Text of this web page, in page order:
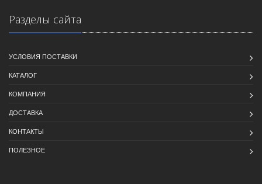
Разделы сайта
УСЛОВИЯ ПОСТАВКИ
КАТАЛОГ
КОМПАНИЯ
ДОСТАВКА
КОНТАКТЫ
ПОЛЕЗНОЕ